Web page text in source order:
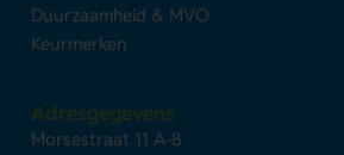
Duurzaamheid & MVO
Keurmerken
Adresgegevens
Morsestraat 11 A-B